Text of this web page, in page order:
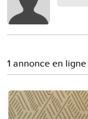
1 annonce en ligne